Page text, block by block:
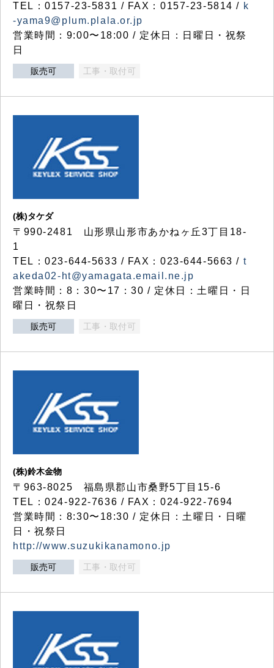
TEL：0157-23-5831 / FAX：0157-23-5814 / k
-yama9@plum.plala.or.jp
営業時間：9:00〜18:00 / 定休日：日曜日・祝祭
日
販売可 工事・取付可
(株)タケダ
〒990-2481 山形県山形市あかねヶ丘3丁目18-
1
TEL：023-644-5633 / FAX：023-644-5663 / t
akeda02-ht@yamagata.email.ne.jp
営業時間：8：30〜17：30 / 定休日：土曜日・日
曜日・祝祭日
販売可 工事・取付可
(株)鈴木金物
〒963-8025 福島県郡山市桑野5丁目15-6
TEL：024-922-7636 / FAX：024-922-7694
営業時間：8:30〜18:30 / 定休日：土曜日・日曜
日・祝祭日
http://www.suzukikanamono.jp
販売可 工事・取付可